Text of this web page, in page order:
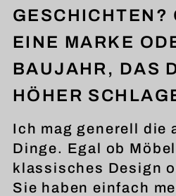
GESCHICHTEN?
EINE MARKE
BAUJAHR, DAS
HÖHER
Ich mag generell die
Dinge. Egal ob
klassisches Design
Sie haben einfach